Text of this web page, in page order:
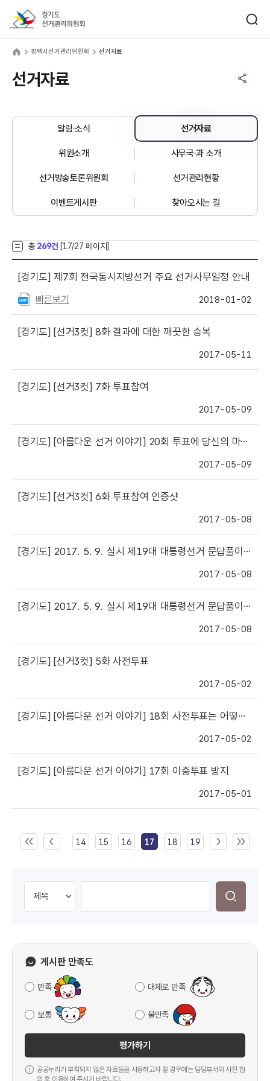
평택시선거관리위원회 선거자료
선거자료
알림·소식 선거자료
위원소개 사무국·과 소개
선거방송토론위원회 선거관리현황
이벤트게시판 찾아오시는 길
총 269건 [17/27 페이지]
[경기도] 제7회 전국동시지방선거 주요 선거사무일정 안내
빠른보기 2018-01-02
[경기도] [선거3컷] 8화 결과에 대한 깨끗한 승복
2017-05-11
[경기도] [선거3컷] 7화 투표참여
2017-05-09
[경기도] [아름다운 선거 이야기] 20회 투표에 당신의 마음을 담아주세요!
2017-05-09
[경기도] [선거3컷] 6화 투표참여 인증샷
2017-05-08
[경기도] 2017. 5. 9. 실시 제19대 대통령선거 문답풀이(제19회)
2017-05-08
[경기도] 2017. 5. 9. 실시 제19대 대통령선거 문답풀이(제18회)
2017-05-08
[경기도] [선거3컷] 5화 사전투표
2017-05-02
[경기도] [아름다운 선거 이야기] 18회 사전투표는 어떻게?
2017-05-02
[경기도] [아름다운 선거 이야기] 17회 이중투표 방지
2017-05-01
14 15 16 17 18 19
게시판 만족도
만족 대체로 만족
보통 불만족
평가하기
공공누리가 부착되지 않은 자료들을 사용하고자 할 경우에는 담당부서와 사전 협
의 후 이용하여 주시기 바랍니다.